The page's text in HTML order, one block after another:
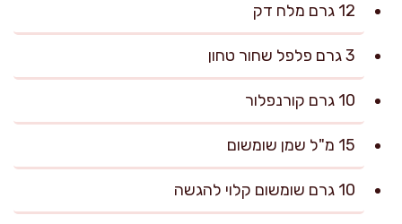
12 גרם מלח דק
3 גרם פלפל שחור טחון
10 גרם קורנפלור
15 מ"ל שמן שומשום
10 גרם שומשום קלוי להגשה